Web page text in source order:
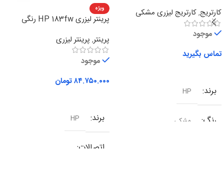
کارتریج,کارتریج لیزری مشکی
موجود
تماس بگیرید
برند HP
رنگ مشکی
ویژه
پرینتر لیزری HP 183fw رنگی
پرینتر, پرینتر لیزری
موجود
۸۴.۷۵۰.۰۰۰تومان
برند HP
اتصالات